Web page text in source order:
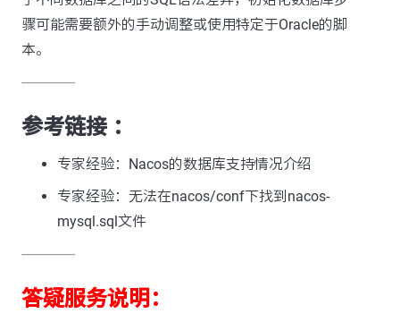
骤可能需要额外的手动调整或使用特定于Oracle的脚
本。
---------------
参考链接 ：
专家经验：Nacos的数据库支持情况介绍
专家经验：无法在nacos/conf下找到nacos-
mysql.sql文件
---------------
答疑服务说明：